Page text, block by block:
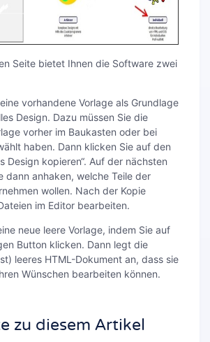
Seite bietet Ihnen die Software zwei
vorhandene Vorlage als Grundlage
Design. Dazu müssen Sie die
vorher im Baukasten oder bei
haben. Dann klicken Sie auf den
Design kopieren“. Auf der nächsten
dann anhaken, welche Teile der
wollen. Nach der Kopie
im Editor bearbeiten.
neue leere Vorlage, indem Sie auf
Button klicken. Dann legt die
leeres HTML-Dokument an, dass sie
Wünschen bearbeiten können.
zu diesem Artikel